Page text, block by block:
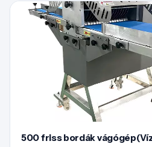
500 friss bordák